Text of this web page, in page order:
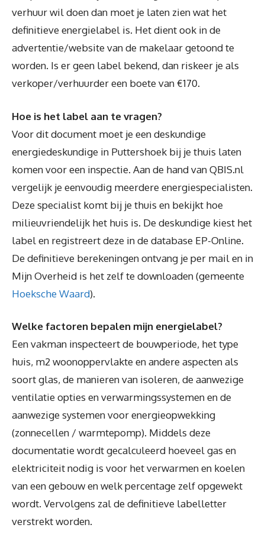
verhuur wil doen dan moet je laten zien wat het
definitieve energielabel is. Het dient ook in de
advertentie/website van de makelaar getoond te
worden. Is er geen label bekend, dan riskeer je als
verkoper/verhuurder een boete van €170.
Hoe is het label aan te vragen?
Voor dit document moet je een deskundige
energiedeskundige in Puttershoek bij je thuis laten
komen voor een inspectie. Aan de hand van QBIS.nl
vergelijk je eenvoudig meerdere energiespecialisten.
Deze specialist komt bij je thuis en bekijkt hoe
milieuvriendelijk het huis is. De deskundige kiest het
label en registreert deze in de database EP-Online.
De definitieve berekeningen ontvang je per mail en in
Mijn Overheid is het zelf te downloaden (gemeente
Hoeksche Waard).
Welke factoren bepalen mijn energielabel?
Een vakman inspecteert de bouwperiode, het type
huis, m2 woonoppervlakte en andere aspecten als
soort glas, de manieren van isoleren, de aanwezige
ventilatie opties en verwarmingssystemen en de
aanwezige systemen voor energieopwekking
(zonnecellen / warmtepomp). Middels deze
documentatie wordt gecalculeerd hoeveel gas en
elektriciteit nodig is voor het verwarmen en koelen
van een gebouw en welk percentage zelf opgewekt
wordt. Vervolgens zal de definitieve labelletter
verstrekt worden.